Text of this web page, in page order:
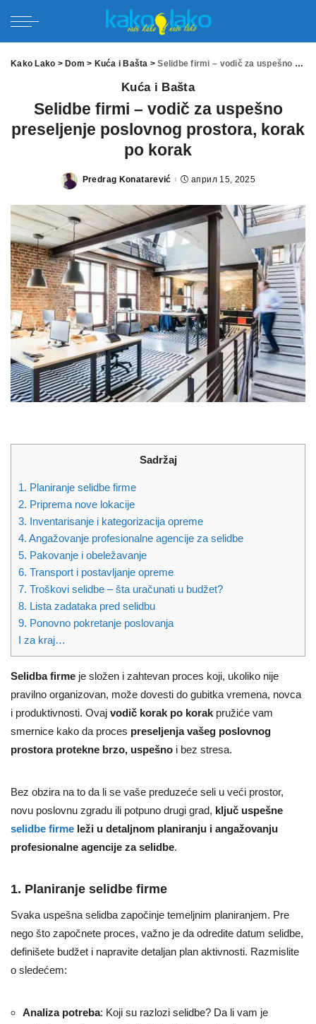
Kako Lako > Dom > Kuća i Bašta >Selidbe firmi – vodič za uspešno preseljenje poslovnog prostora, korak po korak
Kuća i Bašta
Selidbe firmi – vodič za uspešno
preseljenje poslovnog prostora, korak
po korak
Posted
Predrag Konatarević април 15, 2025
Sadržaj
1. Planiranje selidbe firme
2. Priprema nove lokacije
3. Inventarisanje i kategorizacija opreme
4. Angažovanje profesionalne agencije za selidbe
5. Pakovanje i obeležavanje
6. Transport i postavljanje opreme
7. Troškovi selidbe – šta uračunati u budžet?
8. Lista zadataka pred selidbu
9. Ponovno pokretanje poslovanja
I za kraj…
Selidba firme je složen i zahtevan proces koji, ukoliko nije
pravilno organizovan, može dovesti do gubitka vremena, novca
i produktivnosti. Ovaj vodič korak po korak pružiće vam
smernice kako da proces preseljenja vašeg poslovnog
prostora protekne brzo, uspešno i bez stresa.
Bez obzira na to da li se vaše preduzeće seli u veći prostor,
novu poslovnu zgradu ili potpuno drugi grad, ključ uspešne
selidbe firme leži u detaljnom planiranju i angažovanju
profesionalne agencije za selidbe.
1. Planiranje selidbe firme
Svaka uspešna selidba započinje temeljnim planiranjem. Pre
nego što započnete proces, važno je da odredite datum selidbe,
definišete budžet i napravite detaljan plan aktivnosti. Razmislite
o sledećem:
Analiza potreba: Koji su razlozi selidbe? Da li vam je